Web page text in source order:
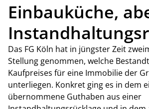
Einbauküche,
Das FG Köln hat in jüngster Zeit
Stellung genommen, welche
Kaufpreises für eine Immobilie der
unterliegen. Konkret ging es in dem
übernommene Guthaben aus einer